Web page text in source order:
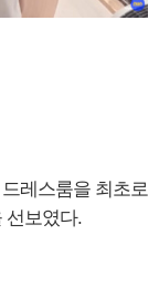
레스룸을 최초로
선보였다.